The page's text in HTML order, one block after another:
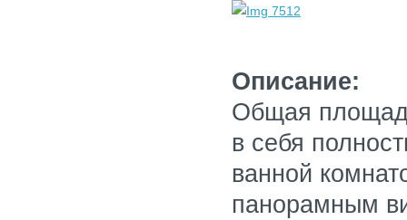
Описание:
Общая
в себя
ванной
панорамным